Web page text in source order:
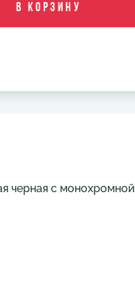
В корзину
черная с монохромной